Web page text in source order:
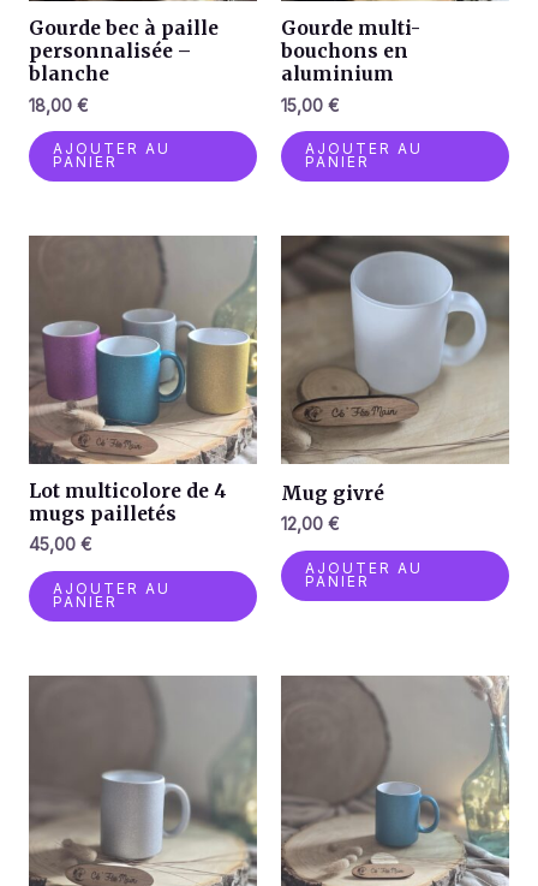
Gourde bec à paille
personnalisée –
blanche
18,00 €
AJOUTER AU
PANIER
Gourde multi-
bouchons en
aluminium
15,00 €
AJOUTER AU
PANIER
Lot multicolore de 4
mugs pailletés
45,00 €
AJOUTER AU
PANIER
Mug givré
12,00 €
AJOUTER AU
PANIER